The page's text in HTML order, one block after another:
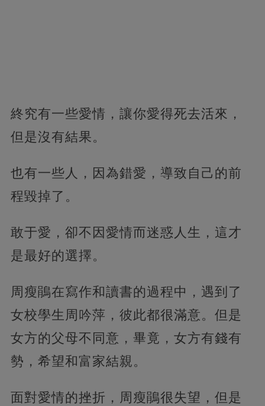
終究有一些愛情，讓你愛得死去活來，
但是沒有結果。
也有一些人，因為錯愛，導致自己的前
程毀掉了。
敢于愛，卻不因愛情而迷惑人生，這才
是最好的選擇。
周瘦鵑在寫作和讀書的過程中，遇到了
女校學生周吟萍，彼此都很滿意。但是
女方的父母不同意，畢竟，女方有錢有
勢，希望和富家結親。
面對愛情的挫折，周瘦鵑很失望，但是